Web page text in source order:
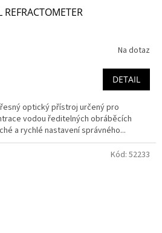
REFRACTOMETER
Na dotaz
DETAIL
optický přístroj určený pro
vodou ředitelných obráběcích
a rychlé nastavení správného...
Kód: 52233